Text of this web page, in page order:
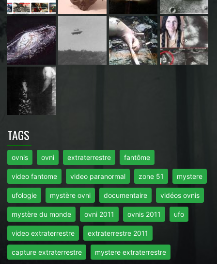
TAGS
ovnis ovni extraterrestre fantôme
video fantome video paranormal zone 51 mystere
ufologie mystère ovni documentaire vidéos ovnis
mystère du monde ovni 2011 ovnis 2011 ufo
video extraterrestre extraterrestre 2011
capture extraterrestre mystere extraterrestre